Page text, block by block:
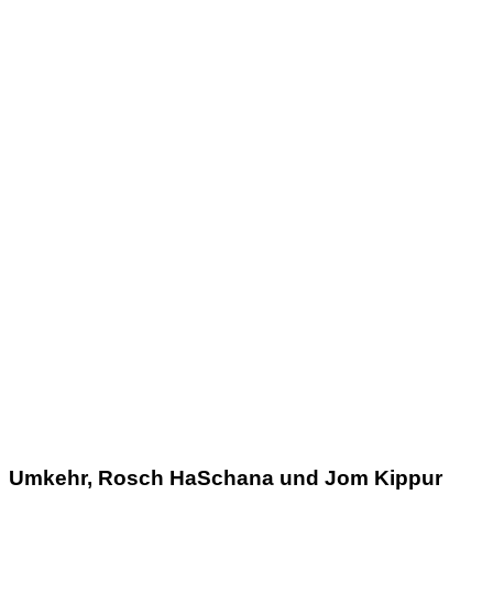
Umkehr, Rosch HaSchana und Jom Kippur